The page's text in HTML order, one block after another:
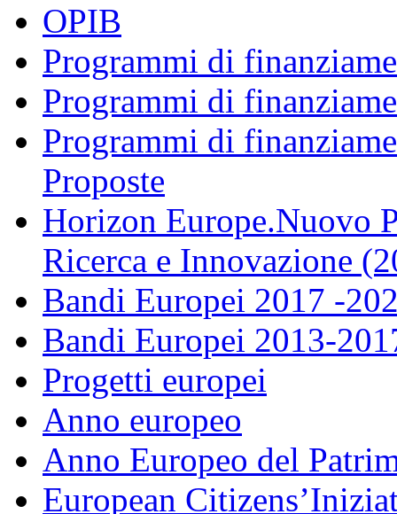
OPIB
Programmi di
Programmi di
Programmi di
Proposte
Horizon Europe.Nuovo
Ricerca e Innovazione
Bandi Europei 2017 -
Bandi Europei 2013-
Progetti europei
Anno europeo
Anno Europeo del
European